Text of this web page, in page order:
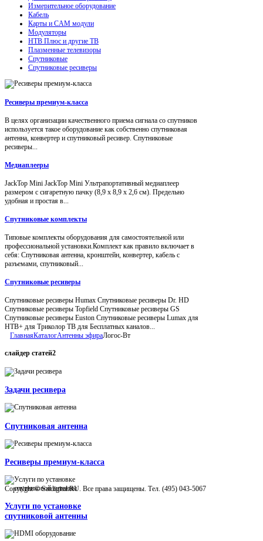
Измерительное оборудование
Кабель
Карты и CAM модули
Модуляторы
НТВ Плюс и другие ТВ
Плазменные телевизоры
Спутниковые
Спутниковые ресиверы
Ресиверы премиум-класса
В целях организации качественного приема сигнала со спутников
используется такое оборудование как собственно спутниковая
антенна, конвертер и спутниковый ресивер. Спутниковые
ресиверы...
Медиаплееры
JackTop Mini JackTop Mini Ультрапортативный медиаплеер
размером с сигаретную пачку (8,9 x 8,9 x 2,6 см). Предельно
удобная и простая в...
Спутниковые комплекты
Типовые комплекты оборудования для самостоятельной или
профессиональной установки.Комплект как правило включает в
себя: Спутниковая антенна, кронштейн, конвертер, кабель с
разъемами, спутниковый...
Спутниковые ресиверы
Спутниковые ресиверы Humax Спутниковые ресиверы Dr. HD
Спутниковые ресиверы Topfield Спутниковые ресиверы GS
Спутниковые ресиверы Euston Спутниковые ресиверы Lumax для
НТВ+ для Триколор ТВ для Бесплатных каналов...
ГлавнаяКаталогАнтенны эфираЛогос-Вт
слайдер статей2
Задачи ресивера
Спутниковая антенна
Ресиверы премиум-класса
Услуги по установке
спутниковой антенны
Copyright © Satdigital.RU. Все права защищены. Тел. (495) 043-5067